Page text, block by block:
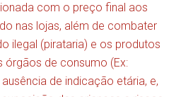
com o preço final aos
nas lojas, além de combater
ilegal (pirataria) e os produtos
de consumo (Ex:
de indicação etária, e,